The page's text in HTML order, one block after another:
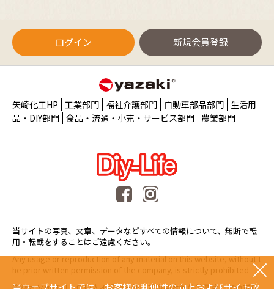
ログイン 新規会員登録
矢崎化工HP 工業部門 福祉介護部門 自動車部品部門 生活用
品・DIY部門 食品・流通・小売・サービス部門 農業部門
当サイトの写真、文章、データなどすべての情報について、無断で転
用・転載をすることはご遠慮ください。
Any usage or reproduction of any material on this website, without t
he prior written permission of the company, is strictly prohibited.